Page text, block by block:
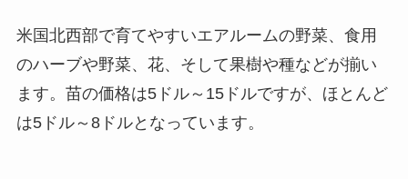
米国北西部で育てやすいエアルームの野菜、食用
のハーブや野菜、花、そして果樹や種などが揃い
ます。苗の価格は5ドル～15ドルですが、ほとんど
は5ドル～8ドルとなっています。